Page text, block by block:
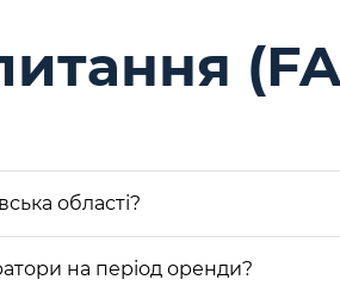
області?
на період оренди?